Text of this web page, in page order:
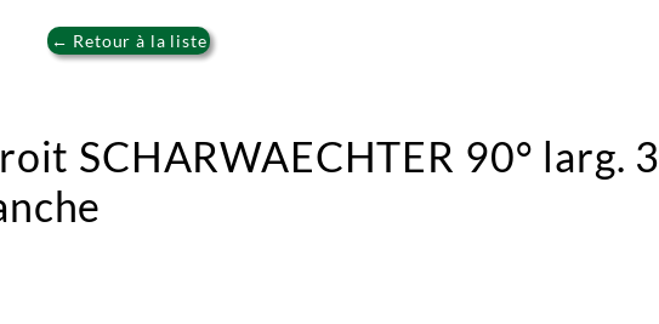
← Retour à la liste
SCHARWAECHTER 90° larg. 3